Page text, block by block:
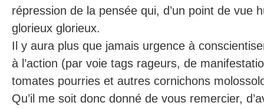
répression de la pensée qui, d’un point de vue
glorieux glorieux.
Il y aura plus que jamais urgence à
à l’action (par voie tags rageurs, de
tomates pourries et autres cornichons
Qu’il me soit donc donné de vous remercier,